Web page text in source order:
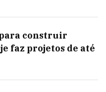
construir
faz projetos de até